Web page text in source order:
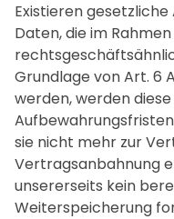
Existieren
Daten, die im
Grundlage von Art. 6
werden, werden
sie nicht mehr zur
Vertragsanbahnung
unsererseits kein
Weiterspeicherung